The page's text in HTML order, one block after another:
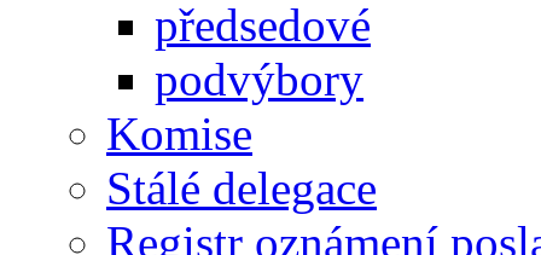
předsedové
podvýbory
Komise
Stálé delegace
Registr oznámení